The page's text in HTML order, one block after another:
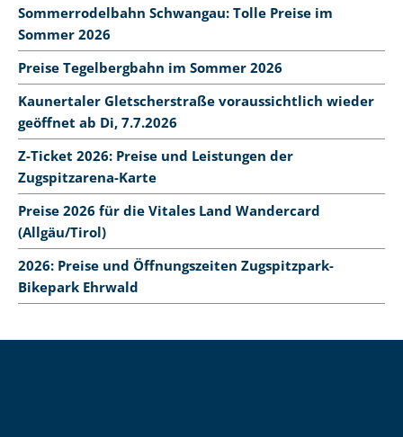
Sommerrodelbahn Schwangau: Tolle Preise im
Sommer 2026
Preise Tegelbergbahn im Sommer 2026
Kaunertaler Gletscherstraße voraussichtlich wieder
geöffnet ab Di, 7.7.2026
Z-Ticket 2026: Preise und Leistungen der
Zugspitzarena-Karte
Preise 2026 für die Vitales Land Wandercard
(Allgäu/Tirol)
2026: Preise und Öffnungszeiten Zugspitzpark-
Bikepark Ehrwald